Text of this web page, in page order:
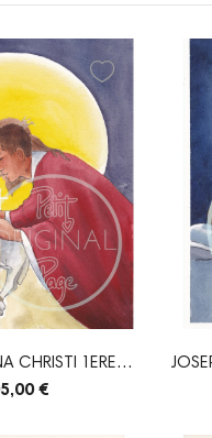
CHRISTI 1ERE
-...
€